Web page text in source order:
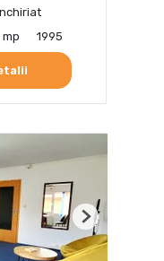
mp 1995
Next